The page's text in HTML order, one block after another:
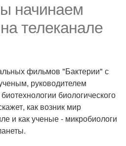
начинаем
телеканале
фильмов "Бактерии" с
руководителем
биологического
как возник мир
и как ученые - микробиологи